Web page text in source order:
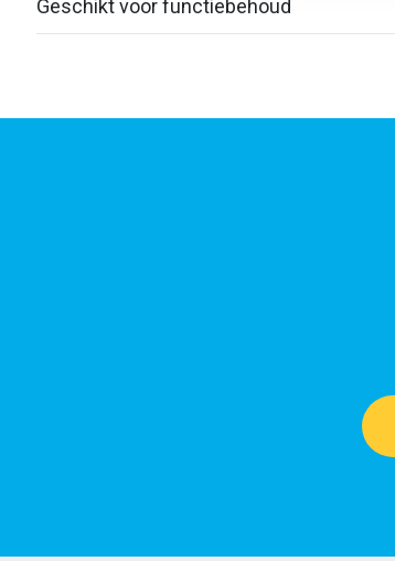
Geschikt voor functiebehoud